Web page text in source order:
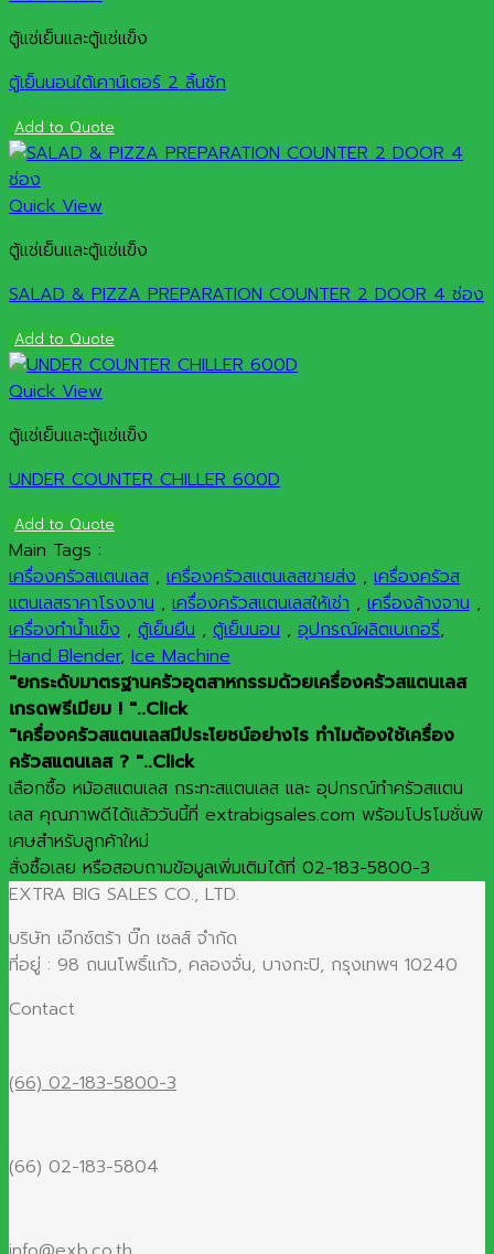
ตู้แช่เย็นและตู้แช่แข็ง
ตู้เย็นนอนใต้เคาน์เตอร์ 2 ลิ้นชัก
Add to Quote
Quick View
ตู้แช่เย็นและตู้แช่แข็ง
SALAD & PIZZA PREPARATION COUNTER 2 DOOR 4 ช่อง
Add to Quote
Quick View
ตู้แช่เย็นและตู้แช่แข็ง
UNDER COUNTER CHILLER 600D
Add to Quote
Main Tags :
เครื่องครัวสแตนเลส , เครื่องครัวสแตนเลสขายส่ง , เครื่องครัวส
แตนเลสราคาโรงงาน , เครื่องครัวสแตนเลสให้เช่า , เครื่องล้างจาน ,
เครื่องทำน้ำแข็ง , ตู้เย็นยืน , ตู้เย็นนอน , อุปกรณ์ผลิตเบเกอรี่,
Hand Blender, Ice Machine
"ยกระดับมาตรฐานครัวอุตสาหกรรมด้วยเครื่องครัวสแตนเลส
เกรดพรีเมียม ! "..Click
"เครื่องครัวสแตนเลสมีประโยชน์อย่างไร ทำไมต้องใช้เครื่อง
ครัวสแตนเลส ? "..Click
เลือกซื้อ หม้อสแตนเลส กระทะสแตนเลส และ อุปกรณ์ทำครัวสแตน
เลส คุณภาพดีได้แล้ววันนี้ที่ extrabigsales.com พร้อมโปรโมชั่นพิ
เศษสำหรับลูกค้าใหม่
สั่งซื้อเลย หรือสอบถามข้อมูลเพิ่มเติมได้ที่ 02-183-5800-3
EXTRA BIG SALES CO., LTD.
บริษัท เอ๊กซ์ตร้า บิ๊ก เซลส์ จำกัด
ที่อยู่ : 98 ถนนโพธิ์แก้ว, คลองจั่น, บางกะปิ, กรุงเทพฯ 10240
Contact
(66) 02-183-5800-3
(66) 02-183-5804